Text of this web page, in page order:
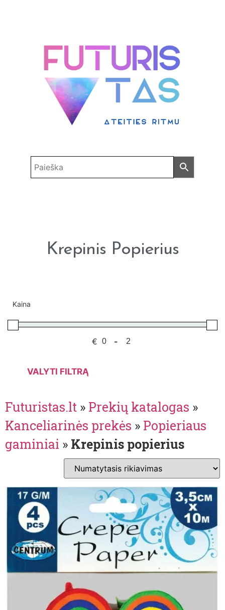
Krepinis Popierius
Kaina
€ -
VALYTI FILTRĄ
Futuristas.lt » Prekių katalogas »
Kanceliarinės prekės » Popieriaus
gaminiai » Krepinis popierius